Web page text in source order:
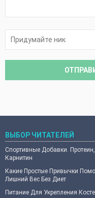
ВЫБОР ЧИТАТЕЛЕЙ
Спортивные Добавки.
Карнитин
Какие Простые Привычки
Лишний Вес Без Диет
Питание Для Укрепления